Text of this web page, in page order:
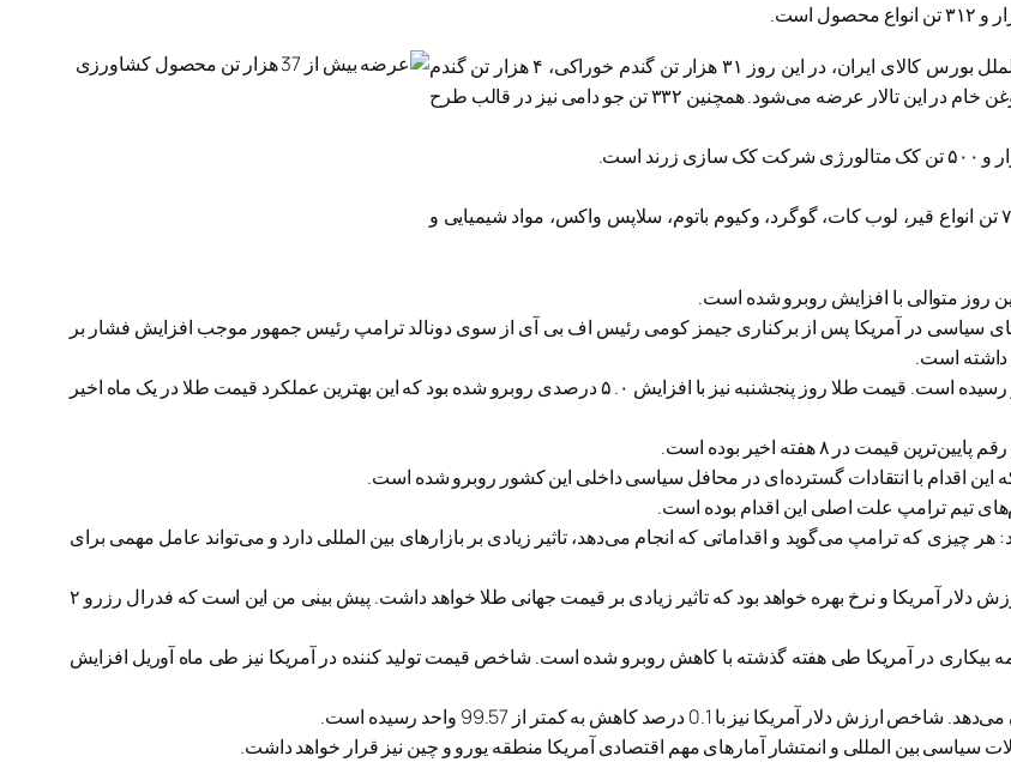
به گزارش خبرگزاری صدا و سیما به نقل از روابط عمومی و امور بین الملل بورس کالای ایران، در این روز ۳۱ هزار تن گندم خوراکی، ۴ هزار تن گندم
دوروم، یک هزار و ۵۰۰ تن شکر سفید، ۱۸۰ تن عدس درشت و ۳۰۰ تن روغن خام در این تالار عرضه می‌شود. همچنین ۳۳۲ تن جو دامی نیز در قالب طرح
تالار فرآورده‌های نفتی و پتروشیمی نیز در این روز عرضه ۵۵ هزار و ۷۲۵ تن انواع قیر، لوب کات، گوگرد، وکیوم باتوم، سلاپس واکس، مواد شیمیایی و
روز متوالی با افزایش روبرو شده است.
سیاسی در آمریکا پس از برکناری جیمز کومی رئیس اف بی آی از سوی دونالد ترامپ رئیس جمهور موجب افزایش فشار بر
داشته است.
قیمت هر اونس طلا روز جمعه با 0.2 درصد افزایش به بیش از ۱۲۲۶ دلار رسیده است. قیمت طلا روز پنجشنبه نیز با افزایش ۰. ۵ درصدی روبرو شده بود که این بهترین عملکرد قیمت طلا در یک ماه اخیر
این اقدام با انتقادات گسترده‌ای در محافل سیاسی داخلی این کشور روبرو شده است.
تیم ترامپ علت اصلی این اقدام بوده است.
چیزی که ترامپ می‌گوید و اقداماتی که انجام می‌دهد، تاثیر زیادی بر بازارهای بین المللی دارد و می‌تواند عامل مهمی برای
وی در ادامه تصریح کرد:، ولی به نظر من در شش ماه دوم امسال این ارزش دلار آمریکا و نرخ بهره خواهد بود که تاثیر زیادی بر قیمت جهانی طلا خواهد داشت. پیش بینی من این است که فدرال رزرو ۲
بیکاری در آمریکا طی هفته گذشته با کاهش روبرو شده است. شاخص قیمت تولید کننده در آمریکا نیز طی ماه آوریل افزایش
با 0.1 درصد کاهش به کمتر از 99.57 واحد رسیده است.
سیاسی بین المللی و انمتشار آمارهای مهم اقتصادی آمریکا منطقه یورو و چین نیز قرار خواهد داشت.